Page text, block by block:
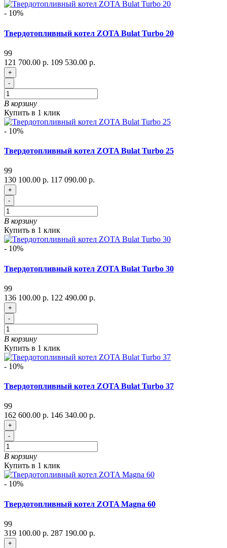
- 10%
Твердотопливный котел ZOTA Bulat Turbo 20
99
121 700.00 р. 109 530.00 р.
+
-
В корзину
Купить в 1 клик
- 10%
Твердотопливный котел ZOTA Bulat Turbo 25
99
130 100.00 р. 117 090.00 р.
+
-
В корзину
Купить в 1 клик
- 10%
Твердотопливный котел ZOTA Bulat Turbo 30
99
136 100.00 р. 122 490.00 р.
+
-
В корзину
Купить в 1 клик
- 10%
Твердотопливный котел ZOTA Bulat Turbo 37
99
162 600.00 р. 146 340.00 р.
+
-
В корзину
Купить в 1 клик
- 10%
Твердотопливный котел ZOTA Magna 60
99
319 100.00 р. 287 190.00 р.
+